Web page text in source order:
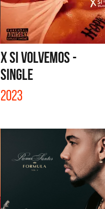
X SI VOLVEMOS -
SINGLE
2023